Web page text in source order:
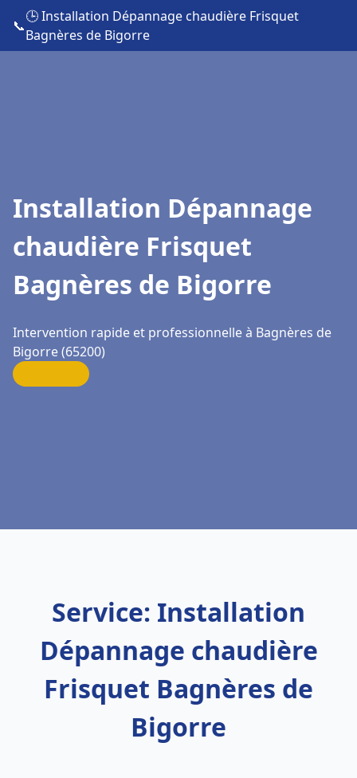
📞
🕒 Installation Dépannage chaudière Frisquet
Bagnères de Bigorre
Installation Dépannage
chaudière Frisquet
Bagnères de Bigorre
Intervention rapide et professionnelle à Bagnères de
Bigorre (65200)
Service: Installation
Dépannage chaudière
Frisquet Bagnères de
Bigorre